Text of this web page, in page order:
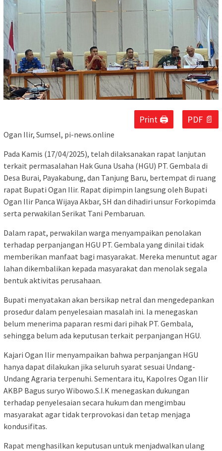
Print 🖨 PDF 📄
Ogan Ilir, Sumsel, pi-news.online
Pada Kamis (17/04/2025), telah dilaksanakan rapat lanjutan
terkait permasalahan Hak Guna Usaha (HGU) PT. Gembala di
Desa Burai, Payakabung, dan Tanjung Baru, bertempat di ruang
rapat Bupati Ogan Ilir. Rapat dipimpin langsung oleh Bupati
Ogan Ilir Panca Wijaya Akbar, SH dan dihadiri unsur Forkopimda
serta perwakilan Serikat Tani Pembaruan.
Dalam rapat, perwakilan warga menyampaikan penolakan
terhadap perpanjangan HGU PT. Gembala yang dinilai tidak
memberikan manfaat bagi masyarakat. Mereka menuntut agar
lahan dikembalikan kepada masyarakat dan menolak segala
bentuk aktivitas perusahaan.
Bupati menyatakan akan bersikap netral dan mengedepankan
prosedur dalam penyelesaian masalah ini. Ia menegaskan
belum menerima paparan resmi dari pihak PT. Gembala,
sehingga belum ada keputusan terkait perpanjangan HGU.
Kajari Ogan Ilir menyampaikan bahwa perpanjangan HGU
hanya dapat dilakukan jika seluruh syarat sesuai Undang-
Undang Agraria terpenuhi. Sementara itu, Kapolres Ogan Ilir
AKBP Bagus suryo Wibowo.S.I.K menegaskan dukungan
terhadap penyelesaian secara hukum dan mengimbau
masyarakat agar tidak terprovokasi dan tetap menjaga
kondusifitas.
Rapat menghasilkan keputusan untuk menjadwalkan ulang